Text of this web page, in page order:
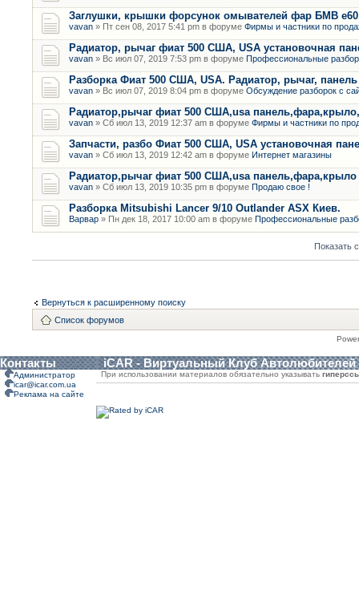
Заглушки, крышки форсунок омывателей фар БМВ
vavan » Пт сен 08, 2017 5:41 pm в форуме Фирмы и частники по
Радиатор, рычаг фиат 500 США, USA установочная
vavan » Вс июл 07, 2019 7:53 pm в форуме Профессиональные
Разборка Фиат 500 США, USA. Радиатор, рычаг,
vavan » Вс июл 07, 2019 8:04 pm в форуме Обсуждение разборок с
Радиатор,рычаг фиат 500 США,usa
vavan » Сб июл 13, 2019 12:37 am в форуме Фирмы и частники по
Запчасти, разбо Фиат 500 США, USA установочная
vavan » Сб июл 13, 2019 12:42 am в форуме Интернет магазины
Радиатор,рычаг фиат 500 США,usa панель,фара,крыло
vavan » Сб июл 13, 2019 10:35 pm в форуме Продаю свое !
Разборка Mitsubishi Lancer 9/10 Outlander ASX Киев.
Варвар » Пн дек 18, 2017 10:00 am в форуме Профессиональные
Показать
Вернуться к расширенному поиску
Список форумов
Контакты iCAR - Виртуальный Клуб Автолюбителей
Администратор
icar@icar.com.ua
Реклама на сайте
При использовании материалов обязательно указывать